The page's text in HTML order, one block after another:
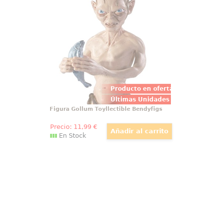
Producto en oferta
Últimas Unidades
Figura articulada de Gollum
basado en la saga de El Señor de
los Anillos. Puedes mover sus
brazos y piernas. Mide
aproximadamente 19 cm. El
regalo perfecto para fans de la
Tierra Media y será un verdadero
compañero para ti.
Figura Gollum Toyllectible Bendyfigs
Precio: 11 ,99€
En Stock